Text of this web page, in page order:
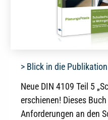
> Blick in die Publikation
Neue DIN 4109 Teil 5
erschienen! Dieses
Anforderungen an den